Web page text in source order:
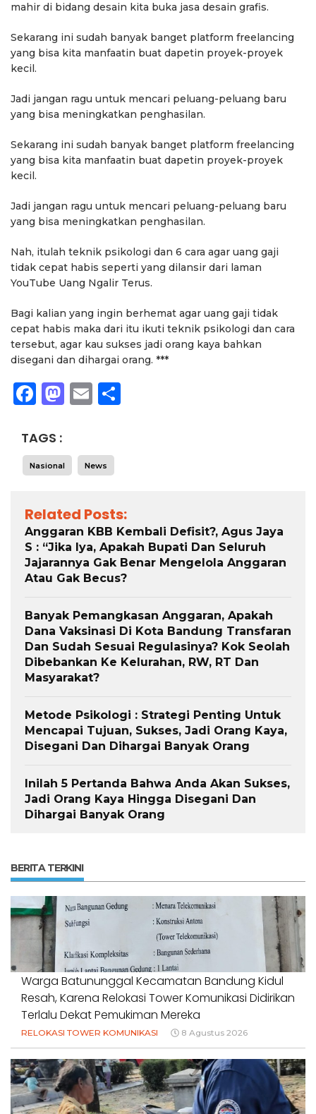
mahir di bidang desain kita buka jasa desain grafis.
Sekarang ini sudah banyak banget platform freelancing
yang bisa kita manfaatin buat dapetin proyek-proyek
kecil.
Jadi jangan ragu untuk mencari peluang-peluang baru
yang bisa meningkatkan penghasilan.
Sekarang ini sudah banyak banget platform freelancing
yang bisa kita manfaatin buat dapetin proyek-proyek
kecil.
Jadi jangan ragu untuk mencari peluang-peluang baru
yang bisa meningkatkan penghasilan.
Nah, itulah teknik psikologi dan 6 cara agar uang gaji
tidak cepat habis seperti yang dilansir dari laman
YouTube Uang Ngalir Terus.
Bagi kalian yang ingin berhemat agar uang gaji tidak
cepat habis maka dari itu ikuti teknik psikologi dan cara
tersebut, agar kau sukses jadi orang kaya bahkan
disegani dan dihargai orang. ***
Facebook
Mastodon
Email
TAGS :
Nasional News
Related Posts:
Anggaran KBB Kembali Defisit?, Agus Jaya
S : “Jika Iya, Apakah Bupati Dan Seluruh
Jajarannya Gak Benar Mengelola Anggaran
Atau Gak Becus?
Banyak Pemangkasan Anggaran, Apakah
Dana Vaksinasi Di Kota Bandung Transfaran
Dan Sudah Sesuai Regulasinya? Kok Seolah
Dibebankan Ke Kelurahan, RW, RT Dan
Masyarakat?
Metode Psikologi : Strategi Penting Untuk
Mencapai Tujuan, Sukses, Jadi Orang Kaya,
Disegani Dan Dihargai Banyak Orang
Inilah 5 Pertanda Bahwa Anda Akan Sukses,
Jadi Orang Kaya Hingga Disegani Dan
Dihargai Banyak Orang
BERITA TERKINI
Warga Batununggal Kecamatan Bandung Kidul
Resah, Karena Relokasi Tower Komunikasi Didirikan
Terlalu Dekat Pemukiman Mereka
RELOKASI TOWER KOMUNIKASI 8 Agustus 2026